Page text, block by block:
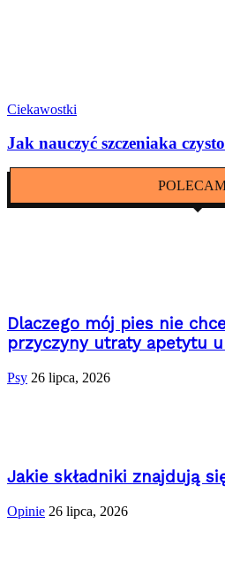
Ciekawostki
Jak nauczyć szczeniaka
Dlaczego mój pies nie
przyczyny utraty apetytu
Psy 26 lipca, 2026
Jakie składniki znajdują
Opinie 26 lipca, 2026